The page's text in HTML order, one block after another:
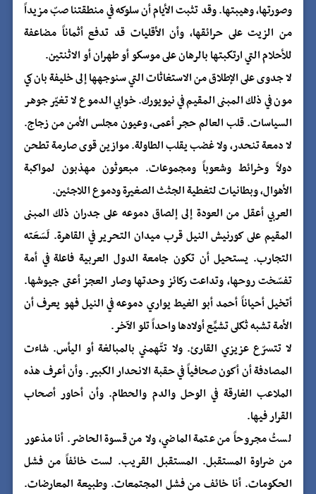
وصورتها، وهيبتها. وقد تثبت الأيام أن سلوكه في منطقتنا صبّ مزيداً
من الزيت على حرائقها، وأن الأقليات قد تدفع أثماناً مضاعفة
للأحلام التي ارتكبتها بالرهان على موسكو أو طهران أو الاثنتين.
لا جدوى على الإطلاق من الاستغاثات التي سنوجهها إلى خليفة بان كي
مون في ذلك المبنى المقيم في نيويورك. خوابي الدموع لا تغيّر جوهر
السياسات. قلب العالم حجر أعمى، وعيون مجلس الأمن من زجاج.
لا دمعة تنحدر، ولا غضب يقلب الطاولة. موازين قوى صارمة تطحن
دولاً وخرائط وشعوباً ومجموعات. مبعوثون مهذبون لمواكبة
الأهوال، وبطانيات لتغطية الجثث الصغيرة ودموع اللاجئين.
العربي أعقل من العودة إلى إلصاق دموعه على جدران ذلك المبنى
المقيم على كورنيش النيل قرب ميدان التحرير في القاهرة. لَسَعَته
التجارب. يستحيل أن تكون جامعة الدول العربية فاعلة في أمة
تفسّخت روحها، وتداعت ركائز وحدتها وصار العجز أعتى جيوشها.
أتخيل أحياناً أحمد أبو الغيط يواري دموعه في النيل فهو يعرف أن
الأمة تشبه ثكلى تشيِّع أولادها واحداً تلو الآخر.
لا تتسرّع عزيزي القارئ. ولا تتّهمني بالمبالغة أو اليأس. شاءت
المصادفة أن أكون صحافياً في حقبة الانحدار الكبير. وأن أعرف هذه
الملاعب الغارقة في الوحل والدم والحطام. وأن أحاور أصحاب
القرار فيها.
لستُ مجروحاً من عتمة الماضي، ولا من قسوة الحاضر. أنا مذعور
من ضراوة المستقبل. المستقبل القريب. لست خائفاً من فشل
الحكومات. أنا خائف من فشل المجتمعات. وطبيعة المعارضات.